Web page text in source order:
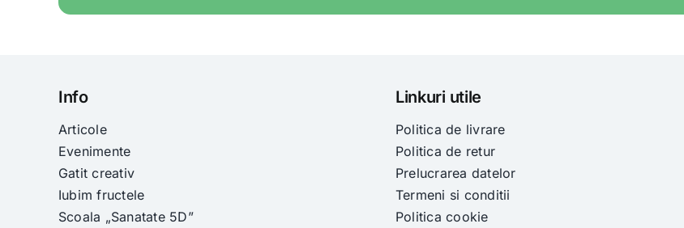
Info
Articole
Evenimente
Gatit creativ
Iubim fructele
Scoala „Sanatate 5D”
Linkuri utile
Politica de livrare
Politica de retur
Prelucrarea datelor
Termeni si conditii
Politica cookie